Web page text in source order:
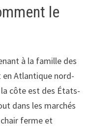
le
à la famille des
en Atlantique nord-
côte est des États-
dans les marchés
ferme et